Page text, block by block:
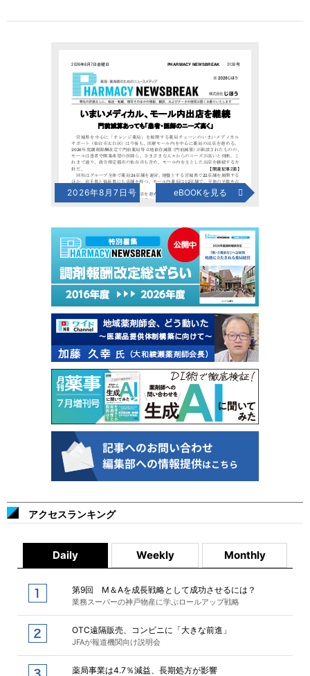
2026年8月7日号 eBOOKを見る
アクセスランキング
Daily Weekly Monthly
第9回 M＆Aを成長戦略として成功させるには？
業務スーパーの神戸物産に学ぶロールアップ戦略
OTC遠隔販売、コンビニに「大きな前進」
JFAが報道機関向け説明会
薬局事業は4.7％減益、長期処方が影響